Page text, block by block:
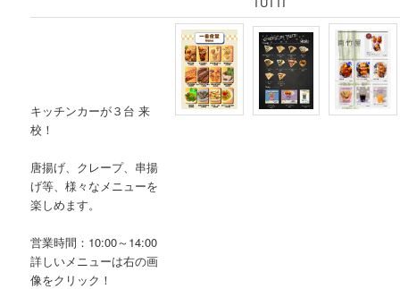
キッチンカーが３台 来
校！
唐揚げ、クレープ、串揚
げ等、様々なメニューを
楽しめます。
営業時間：10:00～14:00
詳しいメニューは右の画
像をクリック！